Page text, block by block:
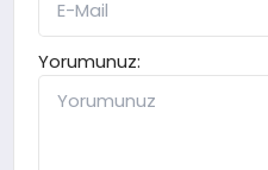
Yorumunuz: